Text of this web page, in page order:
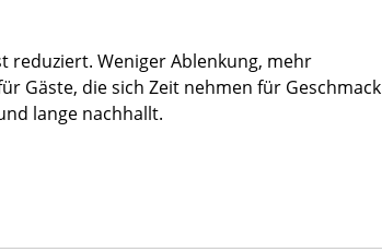
reduziert. Weniger Ablenkung, mehr
Gäste, die sich Zeit nehmen für Geschmack
lange nachhallt.